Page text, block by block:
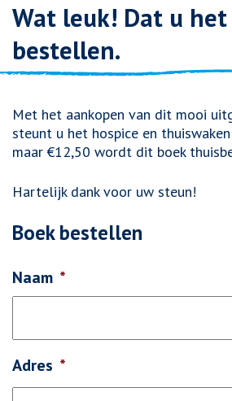
Wat leuk! Dat u
bestellen.
Met het aankopen van dit mooi
steunt u het hospice en
maar €12,50 wordt dit boek
Hartelijk dank voor uw steun!
Boek bestellen
Naam *
Adres *